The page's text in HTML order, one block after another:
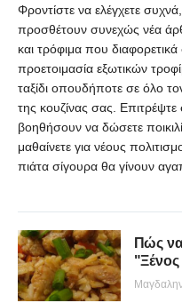
Φροντίστε να ελέγχετε
προσθέτουν συνεχώς νέα
και τρόφιμα που
προετοιμασία εξωτικών
ταξίδι οπουδήποτε σε όλο
της κουζίνας σας.
βοηθήσουν να δώσετε
μαθαίνετε για νέους
πιάτα σίγουρα θα γίνουν
Πώς να